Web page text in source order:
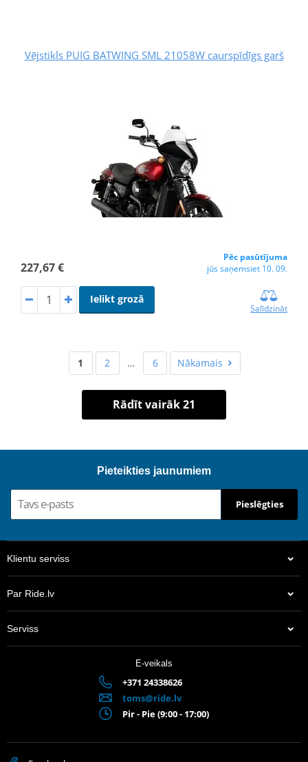
Vējstikls PUIG BATWING SML 21058W caurspīdīgs garš
227,67 €
Pēc pasūtījuma
jūs saņemsiet 10. 09.
Ielikt grozā
Salīdzināt
1 2 … 6 Nākamais
Rādīt vairāk 21
Pieteikties jaunumiem
Pieslēgties
Klientu serviss
Par Ride.lv
Serviss
E-veikals
+371 24338626
toms@ride.lv
Pir - Pie (9:00 - 17:00)